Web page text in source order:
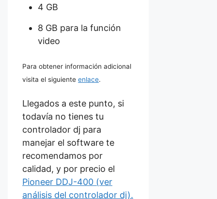
4 GB
8 GB para la función
video
Para obtener información adicional
visita el siguiente enlace.
Llegados a este punto, si
todavía no tienes tu
controlador dj para
manejar el software te
recomendamos por
calidad, y por precio el
Pioneer DDJ-400 (ver
análisis del controlador dj).